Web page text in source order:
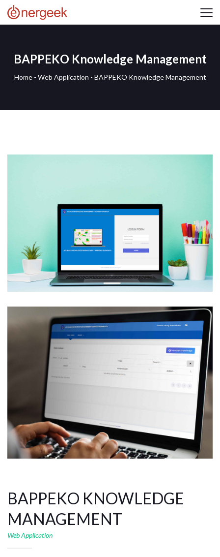
BAPPEKO Knowledge Management
Home- Web Application - BAPPEKO Knowledge Management
BAPPEKO KNOWLEDGE
MANAGEMENT
Web Application